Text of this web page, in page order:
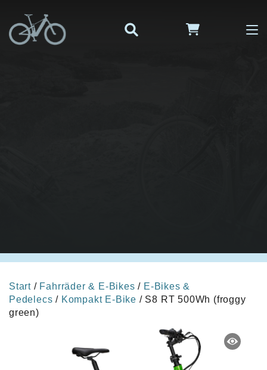
Start / Fahrräder & E-Bikes / E-Bikes &
Pedelecs / Kompakt E-Bike / S8 RT 500Wh (froggy
green)